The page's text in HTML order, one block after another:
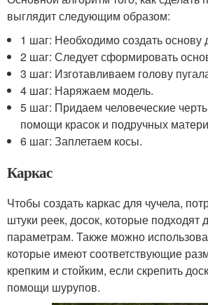
выглядит следующим образом:
1 шаг: Необходимо создать основу
2 шаг: Следует сформировать
3 шаг: Изготавливаем голову
4 шаг: Наряжаем модель.
5 шаг: Придаем человеческие
помощи красок и подручных
6 шаг: Заплетаем косы.
Каркас
Чтобы создать каркас для чучела,
штуки реек, досок, которые подходят
параметрам. Также можно
которые имеют соответствующие
крепким и стойким, если скрепить
помощи шурупов.